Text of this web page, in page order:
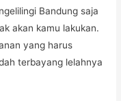
Bandung saja
akan kamu lakukan.
yang harus
terbayang lelahnya